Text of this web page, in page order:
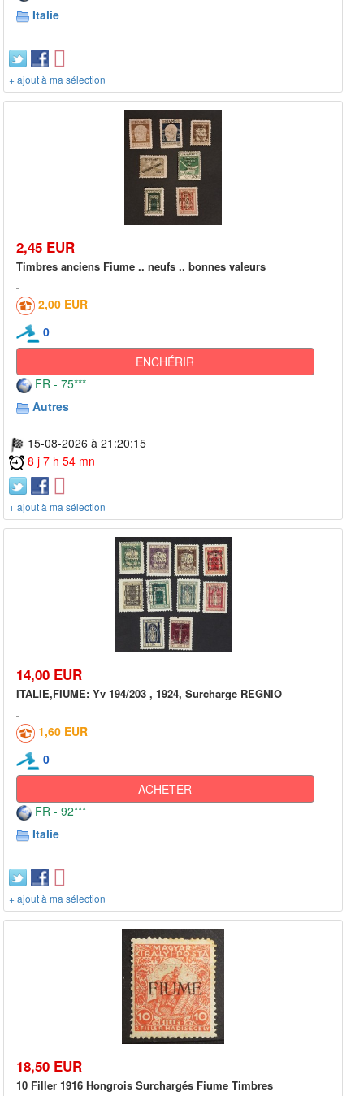
Italie
+ ajout à ma sélection
2,45 EUR
Timbres anciens Fiume .. neufs .. bonnes valeurs
2,00 EUR
0
ENCHÉRIR
FR - 75***
Autres
15-08-2026 à 21:20:15
8 j 7 h 54 mn
+ ajout à ma sélection
14,00 EUR
ITALIE,FIUME: Yv 194/203 , 1924, Surcharge REGNIO
1,60 EUR
0
ACHETER
FR - 92***
Italie
+ ajout à ma sélection
18,50 EUR
10 Filler 1916 Hongrois Surchargés Fiume Timbres